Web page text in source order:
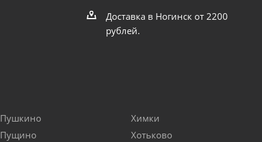
Доставка в Ногинск от 2200
рублей.
Пушкино
Пущино
Химки
Хотьково